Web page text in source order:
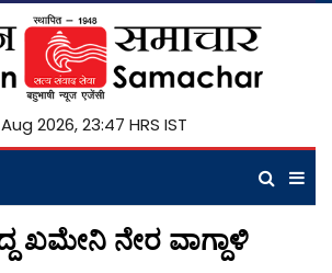
2026, 23:47 HRS IST
ಖಮೇನಿ ನೇರ ವಾಗ್ದಾಳಿ